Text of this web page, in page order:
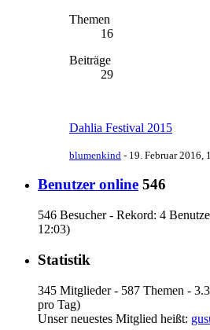
Themen
16
Beiträge
29
Dahlia Festival 2015
blumenkind - 19. Februar 2016,
Benutzer online 546
546 Besucher - Rekord: 4
12:03)
Statistik
345 Mitglieder - 587 Themen -
pro Tag)
Unser neuestes Mitglied heißt: